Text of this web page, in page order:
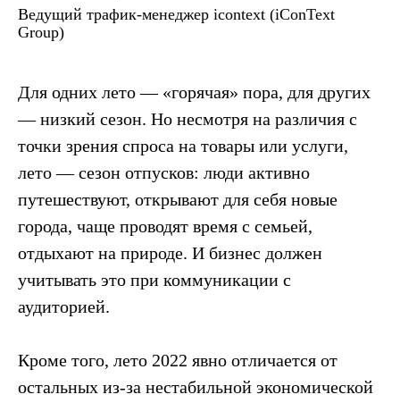
Ведущий трафик-менеджер icontext (iConText
Group)
Для одних лето — «горячая» пора, для других
— низкий сезон. Но несмотря на различия с
точки зрения спроса на товары или услуги,
лето — сезон отпусков: люди активно
путешествуют, открывают для себя новые
города, чаще проводят время с семьей,
отдыхают на природе. И бизнес должен
учитывать это при коммуникации с
аудиторией.
Кроме того, лето 2022 явно отличается от
остальных из-за нестабильной экономической